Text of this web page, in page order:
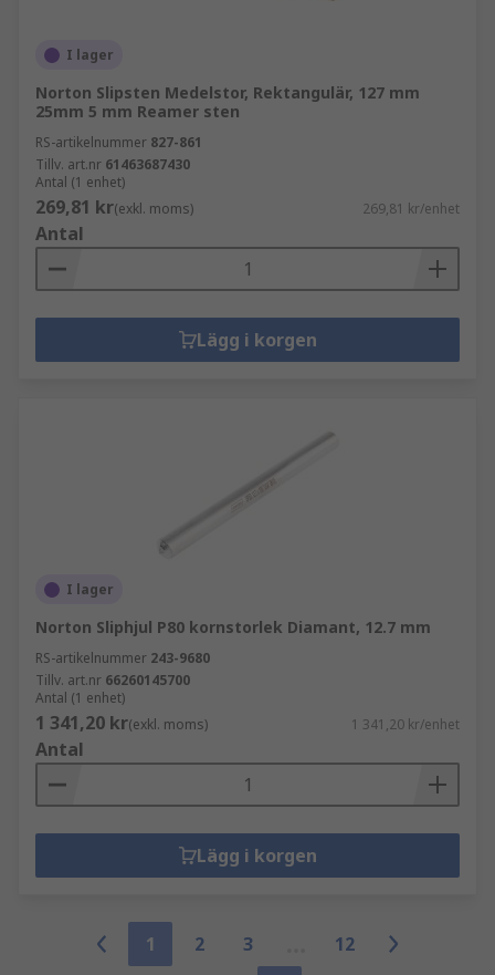
I lager
Norton Slipsten Medelstor, Rektangulär, 127 mm
25mm 5 mm Reamer sten
RS-artikelnummer 827-861
Tillv. art.nr 61463687430
Antal (1 enhet)
269,81 kr(exkl. moms) 269,81 kr/enhet
Antal
Lägg i korgen
I lager
Norton Sliphjul P80 kornstorlek Diamant, 12.7 mm
RS-artikelnummer 243-9680
Tillv. art.nr 66260145700
Antal (1 enhet)
1 341,20 kr(exkl. moms) 1 341,20 kr/enhet
Antal
Lägg i korgen
1 2 3
12